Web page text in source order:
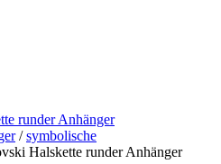
runder Anhänger
/symbolische
Halskette runder Anhänger